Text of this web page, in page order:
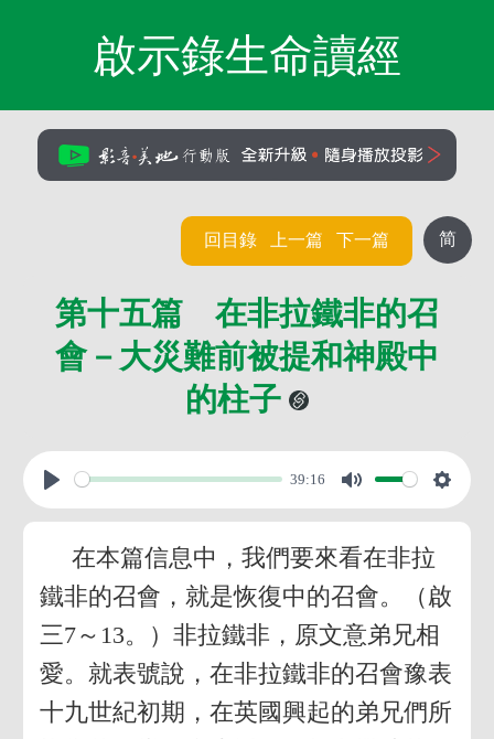
啟示錄生命讀經
简
回目錄 上一篇 下一篇
第十五篇 在非拉鐵非的召
會－大災難前被提和神殿中
的柱子
39:16
在本篇信息中，我們要來看在非拉
鐵非的召會，就是恢復中的召會。（啟
三7～13。）非拉鐵非，原文意弟兄相
愛。就表號說，在非拉鐵非的召會豫表
十九世紀初期，在英國興起的弟兄們所